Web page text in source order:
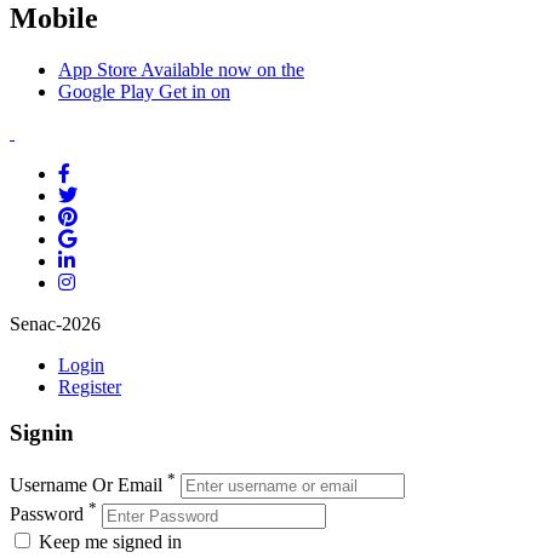
Mobile
App Store Available now on the
Google Play Get in on
Senac-2026
Login
Register
Signin
Username Or Email *
Password *
Keep me signed in